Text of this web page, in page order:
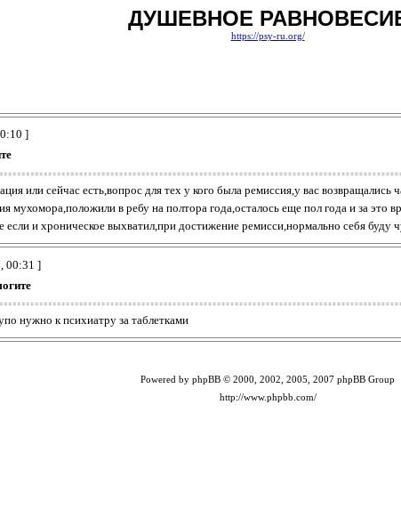
ДУШЕВНОЕ
https://psy-ru.org/
]
или сейчас есть,вопрос для тех у кого была ремиссия,у вас
мухомора,положили в ребу на полтора года,осталось еще пол года и за это
если и хроническое выхватил,при достижение ремисси,нормально себя буду
00:31 ]
нужно к психиатру за таблетками
Powered by phpBB © 2000, 2002, 2005, 2007 phpBB Group
http://www.phpbb.com/